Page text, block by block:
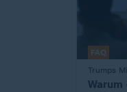
FAQ
Trumps
: